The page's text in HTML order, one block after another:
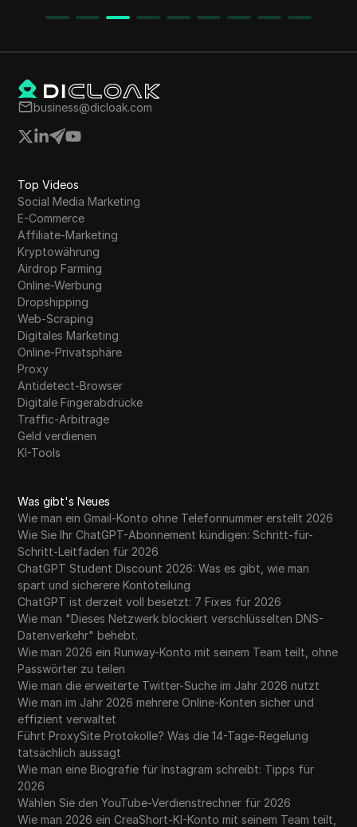
Grundlagen, die Auswahl einer Nische und
Laufe der Zeit.
business@dicloak.com
Top Videos
Social Media Marketing
E-Commerce
Affiliate-Marketing
Kryptowährung
Airdrop Farming
Online-Werbung
Dropshipping
Web-Scraping
Digitales Marketing
Online-Privatsphäre
Proxy
Antidetect-Browser
Digitale Fingerabdrücke
Traffic-Arbitrage
Geld verdienen
KI-Tools
Was gibt's Neues
Wie man ein Gmail-Konto ohne Telefonnummer erstellt 2026
Wie Sie Ihr ChatGPT-Abonnement kündigen: Schritt-für-
Schritt-Leitfaden für 2026
ChatGPT Student Discount 2026: Was es gibt, wie man
spart und sicherere Kontoteilung
ChatGPT ist derzeit voll besetzt: 7 Fixes für 2026
Wie man "Dieses Netzwerk blockiert verschlüsselten DNS-
Datenverkehr" behebt.
Wie man 2026 ein Runway-Konto mit seinem Team teilt, ohne
Passwörter zu teilen
Wie man die erweiterte Twitter-Suche im Jahr 2026 nutzt
Wie man im Jahr 2026 mehrere Online-Konten sicher und
effizient verwaltet
Führt ProxySite Protokolle? Was die 14-Tage-Regelung
tatsächlich aussagt
Wie man eine Biografie für Instagram schreibt: Tipps für
2026
Wählen Sie den YouTube-Verdienstrechner für 2026
Wie man 2026 ein CreaShort-KI-Konto mit seinem Team teilt,